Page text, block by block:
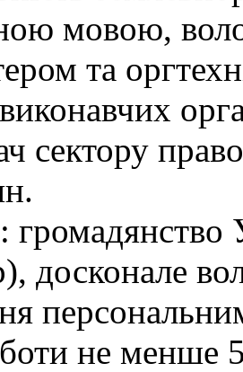
мовою,
та
сектору
досконале
не менше